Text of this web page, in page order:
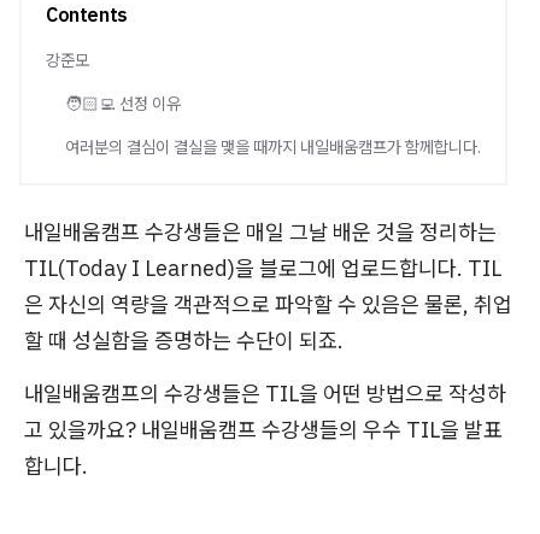
Contents
강준모
🧑🏻‍💻 선정 이유
여러분의 결심이 결실을 맺을 때까지 내일배움캠프가 함께합니다.
내일배움캠프 수강생들은 매일 그날 배운 것을 정리하는
TIL(Today I Learned)을 블로그에 업로드합니다. TIL
은 자신의 역량을 객관적으로 파악할 수 있음은 물론, 취업
할 때 성실함을 증명하는 수단이 되죠.
내일배움캠프의 수강생들은 TIL을 어떤 방법으로 작성하
고 있을까요? 내일배움캠프 수강생들의 우수 TIL을 발표
합니다.